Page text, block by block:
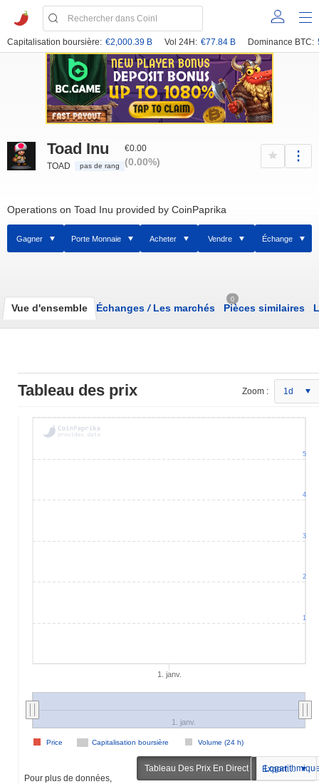
Capitalisation boursière: €2,000.39 B Vol 24H: €77.84 B Dominance BTC:
Toad Inu
TOAD pas de rang
€0.00
(0.00%)
Operations on Toad Inu provided by CoinPaprika
Gagner Porte Monnaie Acheter Vendre Échange
Vue d'ensemble Échanges /Les marchés
0
Pièces similaires
Tableau des prix Zoom : 1d
1. janv.
Capitalisation boursière Volume (24 h)
Price
1. janv.
1
2
3
4
5
Pour plus de données,
Tableau Des Prix En Direct Exportation